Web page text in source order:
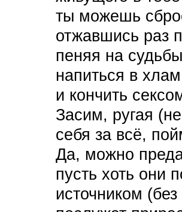
ты можешь
отжавшись раз
пеняя на
напиться в
и кончить
Засим, ругая
себя за всё,
Да, можно
пусть хоть они
источником